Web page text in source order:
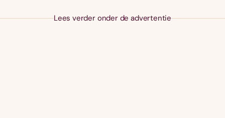
Lees verder onder de advertentie